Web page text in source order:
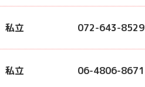
私立 072-643-8529
私立 06-4806-8671